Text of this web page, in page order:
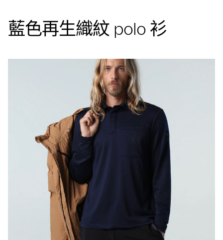
藍色再生織紋 polo 衫